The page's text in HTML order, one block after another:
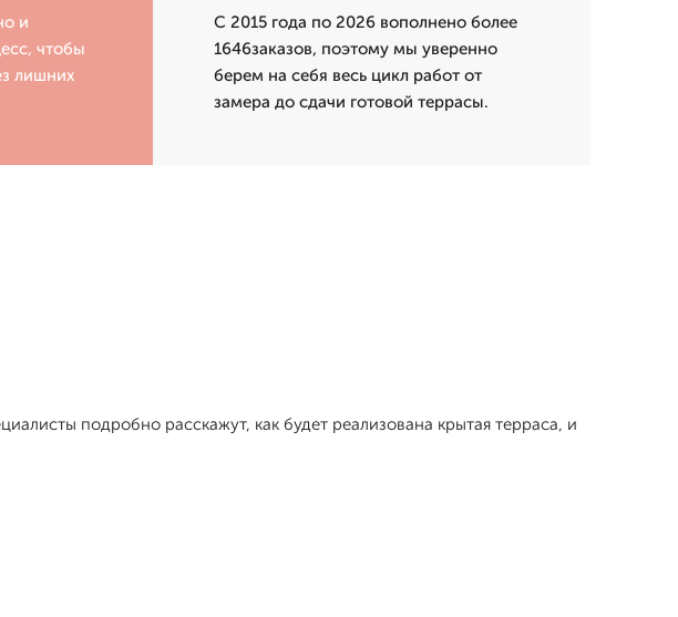
и
чтобы
лишних
С 2015 года по 2026 вополнено более
1646заказов, поэтому мы уверенно
берем на себя весь цикл работ от
замера до сдачи готовой террасы.
подробно расскажут, как будет реализована крытая терраса, и